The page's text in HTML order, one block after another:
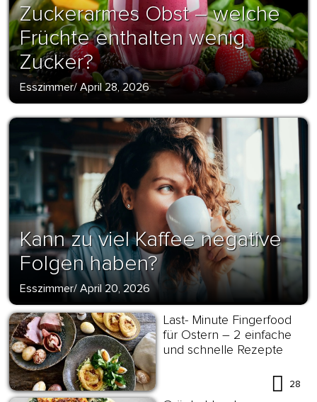
Zuckerarmes Obst – welche
Früchte enthalten wenig
Zucker?
Esszimmer/April 28, 2026
Kann zu viel Kaffee negative
Folgen haben?
Esszimmer/ April 20, 2026
Last- Minute Fingerfood
für Ostern – 2 einfache
und schnelle Rezepte
28